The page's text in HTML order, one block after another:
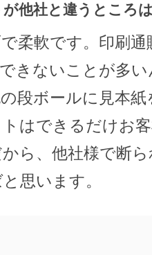
他社と違うところ
柔軟です。印刷
きないことが多
段ボールに見本
はできるだけお
ら、他社様で断
思います。